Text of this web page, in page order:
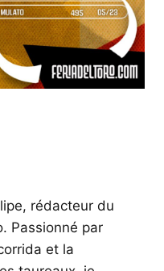
rédacteur du
Passionné par
et la